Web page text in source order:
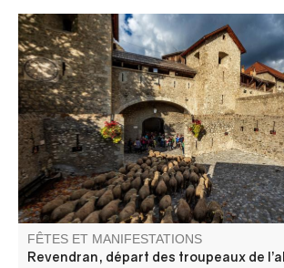
La tradition de la transhumance à pied,
patrimoine culturel immatériel de
depuis des siècles. L’événement «
la descente de l'alpage dans une
sublimée par les couleurs de l'automne.
FÊTES ET MANIFESTATIONS
Revendran, départ des troupeaux de